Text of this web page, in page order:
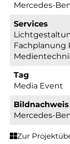
Mercedes-
Services
Fachplanung
Tag
Media Event
Bildnachweis
Mercedes-
Zur